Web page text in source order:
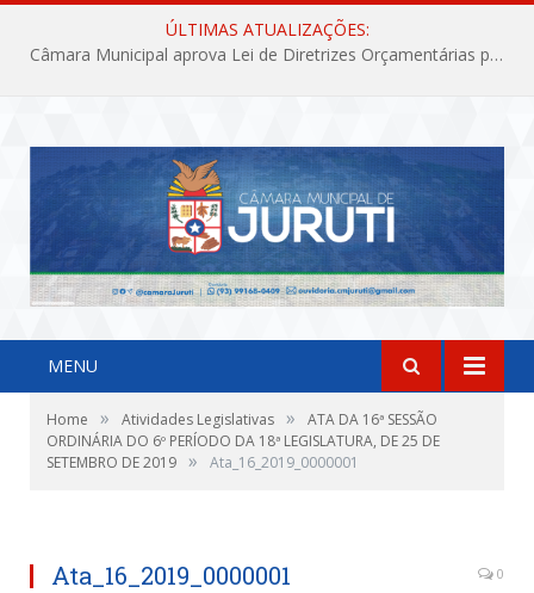
ÚLTIMAS ATUALIZAÇÕES:
Câmara Municipal aprova Lei de Diretrizes Orçamentárias para o exercício financeiro de 2027
MENU
Home » Atividades Legislativas »
ATA DA 16ª SESSÃO
ORDINÁRIA DO 6º PERÍODO DA 18ª LEGISLATURA, DE 25 DE
SETEMBRO DE 2019 » Ata_16_2019_0000001
Ata_16_2019_0000001 0